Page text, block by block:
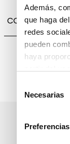
Además,
que haga
redes
pueden
haya
deNecesarias
Preferencias
COMPARTIR